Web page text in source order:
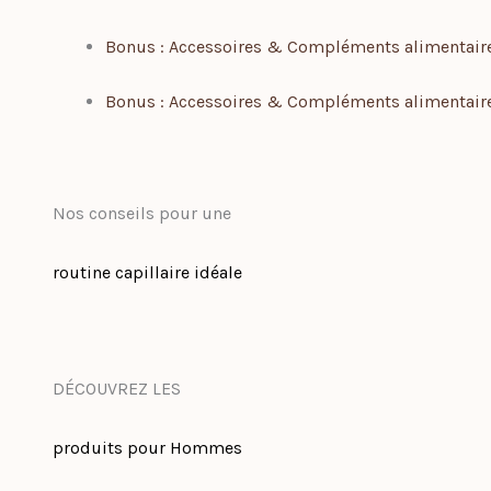
Bonus : Accessoires & Compléments
Bonus : Accessoires & Compléments
Nos conseils pour une
routine capillaire idéale
DÉCOUVREZ LES
produits pour Hommes